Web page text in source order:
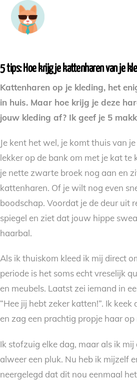
Skip
content
5 tips: Hoe krijg je kattenharen van je
Kattenharen op je kleding, het
in huis. Maar hoe krijg je deze
jouw kleding af? Ik geef je 5
Je kent het wel, je komt thuis van
lekker op de bank om met je kat te
je nette zwarte broek nog aan en
kattenharen. Of je wilt nog even
boodschap. Voordat je de deur uit
spiegel en ziet dat jouw hippe
haarbal.
Als ik thuiskom kleed ik mij direct
periode is het soms echt vreselijk
en meubels. Laatst zei iemand in
“Hee jij hebt zeker katten!”. Ik
en zag een prachtig propje haar
Ik stofzuig elke dag, maar als ik
alweer een pluk. Nu heb ik mijzelf
neergelegd dat dit nou eenmaal